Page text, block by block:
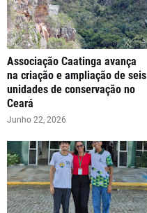
Associação Caatinga avança
na criação e ampliação de seis
unidades de conservação no
Ceará
Junho 22, 2026